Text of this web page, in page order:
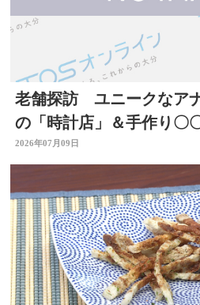
老舗探訪 ユニークなア
の「時計店」＆手作り〇
る「酒店」 大分
2026年07月09日